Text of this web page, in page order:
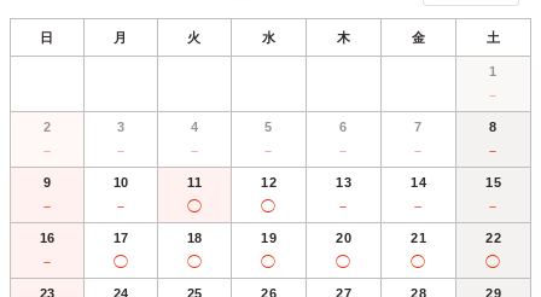
日 月 火 水 木 金 土
1
－
2
－
3
－
4
－
5
－
6
－
7
－
8
－
9
－
10
－
11
◯
12
◯
13
－
14
－
15
－
16
－
17
◯
18
◯
19
◯
20
◯
21
◯
22
◯
23 24 25 26 27 28 29